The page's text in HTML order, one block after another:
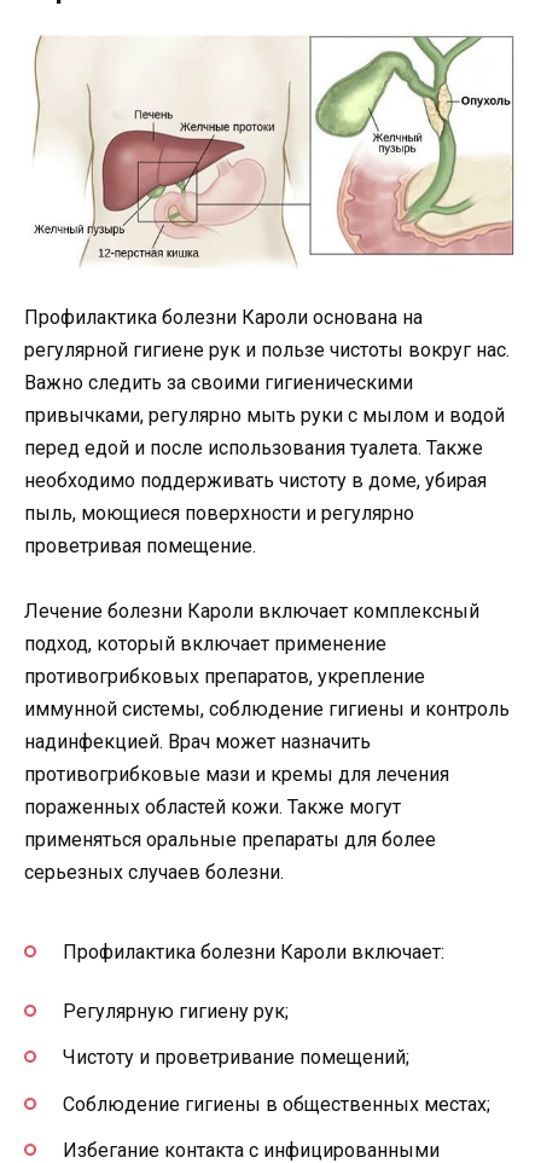
Профилактика болезни Кароли основана на
регулярной гигиене рук и пользе чистоты вокруг нас.
Важно следить за своими гигиеническими
привычками, регулярно мыть руки с мылом и водой
перед едой и после использования туалета. Также
необходимо поддерживать чистоту в доме, убирая
пыль, моющиеся поверхности и регулярно
проветривая помещение.
Лечение болезни Кароли включает комплексный
подход, который включает применение
противогрибковых препаратов, укрепление
иммунной системы, соблюдение гигиены и контроль
надинфекцией. Врач может назначить
противогрибковые мази и кремы для лечения
пораженных областей кожи. Также могут
применяться оральные препараты для более
серьезных случаев болезни.
Профилактика болезни Кароли включает:
Регулярную гигиену рук;
Чистоту и проветривание помещений;
Соблюдение гигиены в общественных местах;
Избегание контакта с инфицированными